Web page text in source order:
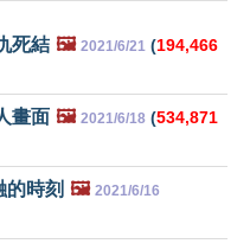
死結 🖼️ 2021/6/21 (194,466
畫面 🖼️ 2021/6/18 (534,871
時刻 🖼️ 2021/6/16